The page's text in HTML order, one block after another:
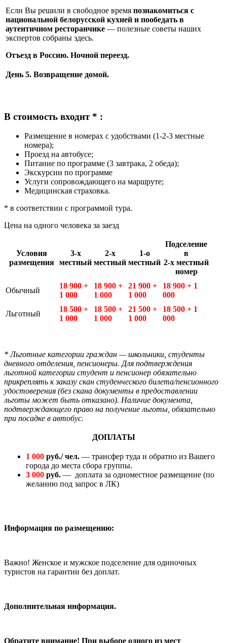
Если Вы решили в свободное время познакомиться с
национальной белорусской кухней и пообедать в
аутентичном ресторанчике — полезные советы наших
экспертов собраны здесь.
Отъезд в Россию. Ночной переезд.
День 5. Возвращение домой.
В стоимость входит * :
Размещение в номерах с удобствами (1-2-3 местные
номера);
Проезд на автобусе;
Питание по программе (3 завтрака, 2 обеда);
Экскурсии по программе
Услуги сопровождающего на маршруте;
Медицинская страховка.
* в соответствии с программой тура.
Цена на одного человека за заезд
Условия
размещения
3-х
местный
2-х
местный
1-о
местный
Подселение
в
2-х местный
номер
Обычный
18 900 +
1 000
18 900 +
1 000
21 900 +
1 000
18 900 + 1
000
Льготный
18 500 +
1 000
18 500 +
1 000
21 500 +
1 000
18 500 + 1
000
* Льготные категории граждан — школьники, студенты
дневного отделения, пенсионеры. Для подтверждения
льготной категории студент и пенсионер обязательно
прикреплять к заказу скан студенческого билета/пенсионного
удостоверения (без скана документы в предоставлении
льготы может быть отказано). Наличие документа,
подтверждающего право на получение льготы, обязательно
при посадке в автобус.
ДОПЛАТЫ
1 000 руб./ чел. — трансфер туда и обратно из Вашего
города до места сбора группы.
3 000 руб. — доплата за одноместное размещение (по
желанию под запрос в ЛК)
Информация по размещению:
Важно! Женское и мужское подселение для одиночных
туристов на гарантии без доплат.
Дополнительная информация.
Обратите внимание! При выборе одного из мест